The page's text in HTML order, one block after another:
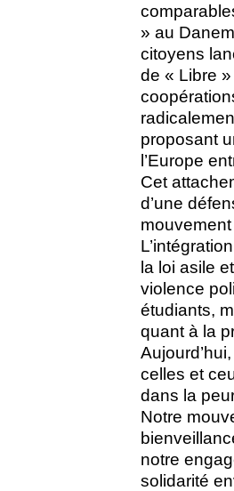
» au
citoyens
de « Libre
proposant
l’Europe
Cet
d’une
la loi asile
violence
étudiants,
quant à la
celles et
dans la
Notre
notre
solidarité